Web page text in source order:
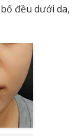
đều dưới da,